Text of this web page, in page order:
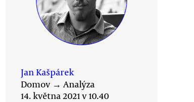
Jan Kašpárek
Domov →Analýza
14. května 2021 v 10.40